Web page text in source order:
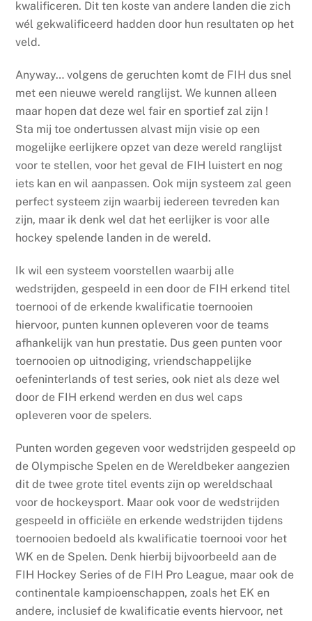
kwalificeren. Dit ten koste van andere landen die zich
wél gekwalificeerd hadden door hun resultaten op het
veld.
Anyway… volgens de geruchten komt de FIH dus snel
met een nieuwe wereld ranglijst. We kunnen alleen
maar hopen dat deze wel fair en sportief zal zijn !
Sta mij toe ondertussen alvast mijn visie op een
mogelijke eerlijkere opzet van deze wereld ranglijst
voor te stellen, voor het geval de FIH luistert en nog
iets kan en wil aanpassen. Ook mijn systeem zal geen
perfect systeem zijn waarbij iedereen tevreden kan
zijn, maar ik denk wel dat het eerlijker is voor alle
hockey spelende landen in de wereld.
Ik wil een systeem voorstellen waarbij alle
wedstrijden, gespeeld in een door de FIH erkend titel
toernooi of de erkende kwalificatie toernooien
hiervoor, punten kunnen opleveren voor de teams
afhankelijk van hun prestatie. Dus geen punten voor
toernooien op uitnodiging, vriendschappelijke
oefeninterlands of test series, ook niet als deze wel
door de FIH erkend werden en dus wel caps
opleveren voor de spelers.
Punten worden gegeven voor wedstrijden gespeeld op
de Olympische Spelen en de Wereldbeker aangezien
dit de twee grote titel events zijn op wereldschaal
voor de hockeysport. Maar ook voor de wedstrijden
gespeeld in officiële en erkende wedstrijden tijdens
toernooien bedoeld als kwalificatie toernooi voor het
WK en de Spelen. Denk hierbij bijvoorbeeld aan de
FIH Hockey Series of de FIH Pro League, maar ook de
continentale kampioenschappen, zoals het EK en
andere, inclusief de kwalificatie events hiervoor, net